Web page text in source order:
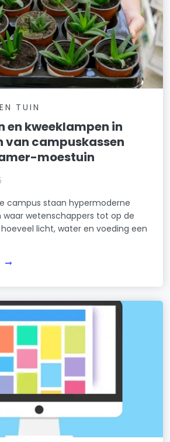
TUIN
en kweeklampen in
van campuskassen
moestuin
campus staan hypermoderne
waar wetenschappers tot op de
licht, water en voeding een